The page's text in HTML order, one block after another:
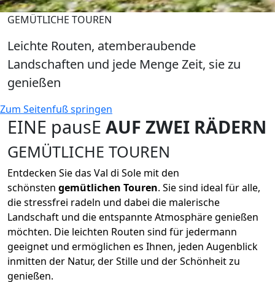
GEMÜTLICHE TOUREN
Leichte Routen, atemberaubende
Landschaften und jede Menge Zeit, sie zu
genießen
Zum Seitenfuß springen
EINE pausE AUF ZWEI RÄDERN
GEMÜTLICHE TOUREN
Entdecken Sie das Val di Sole mit den
schönsten gemütlichen Touren. Sie sind ideal für alle,
die stressfrei radeln und dabei die malerische
Landschaft und die entspannte Atmosphäre genießen
möchten. Die leichten Routen sind für jedermann
geeignet und ermöglichen es Ihnen, jeden Augenblick
inmitten der Natur, der Stille und der Schönheit zu
genießen.